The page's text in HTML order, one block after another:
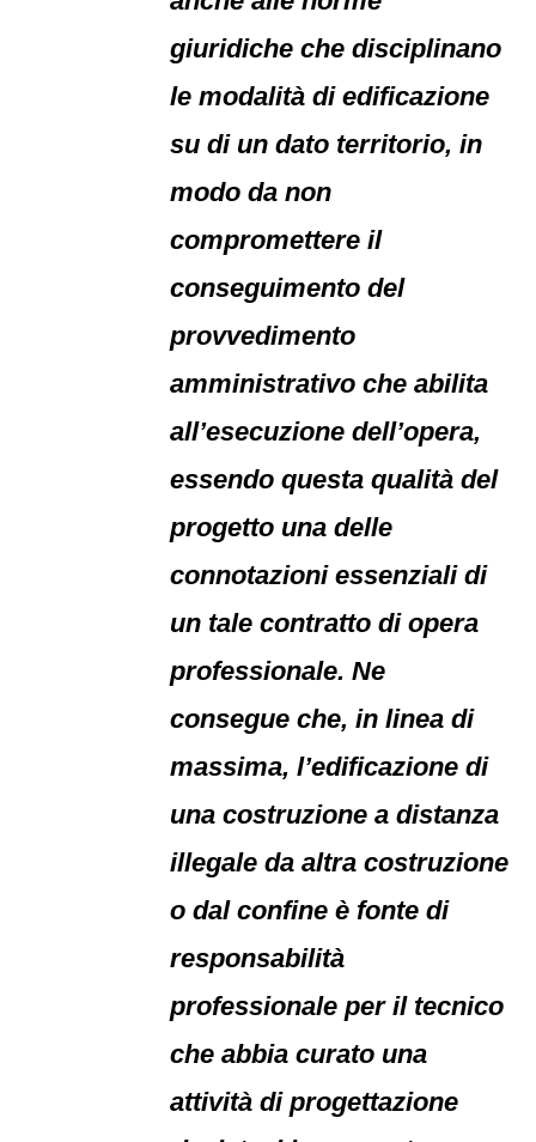
giuridiche che disciplinano
le modalità di edificazione
su di un dato territorio, in
modo da non
compromettere il
conseguimento del
provvedimento
amministrativo che abilita
all’esecuzione dell’opera,
essendo questa qualità del
progetto una delle
connotazioni essenziali di
un tale contratto di opera
professionale. Ne
consegue che, in linea di
massima, l’edificazione di
una costruzione a distanza
illegale da altra costruzione
o dal confine è fonte di
responsabilità
professionale per il tecnico
che abbia curato una
attività di progettazione